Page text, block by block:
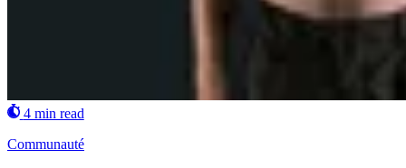
4 min read
Communauté